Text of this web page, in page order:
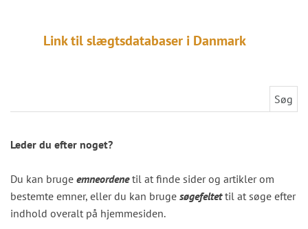
Link til slægtsdatabaser i Danmark
Leder du efter noget?
Du kan bruge emneordenetil at finde sider og artikler om
bestemte emner, eller du kan bruge søgefeltettil at søge efter
indhold overalt på hjemmesiden.